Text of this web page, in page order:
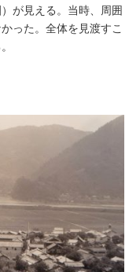
が見える。当時、周囲
った。全体を見渡すこ